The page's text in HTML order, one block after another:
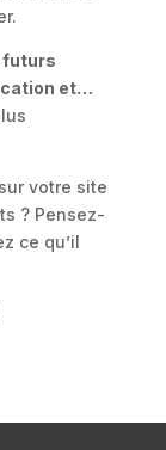
futurs
et…
votre site
? Pensez-
ce qu’il